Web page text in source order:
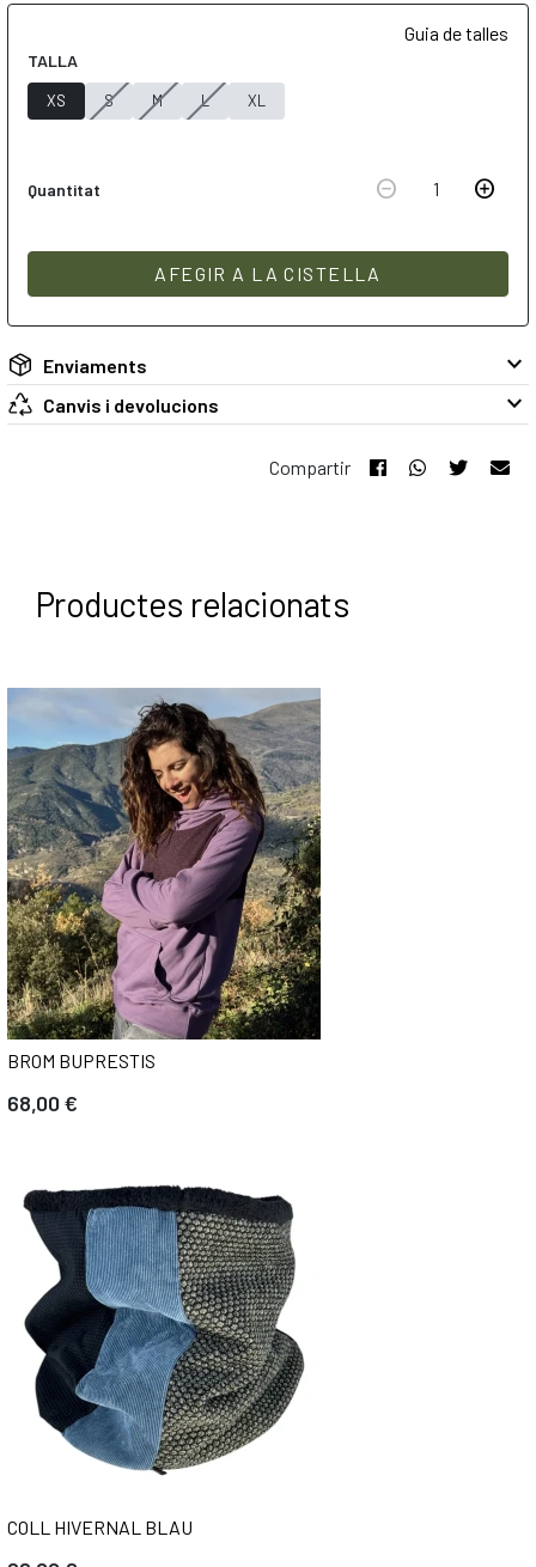
Guia de talles
TALLA
XS S M L XL
Quantitat remove_circle 1 add_circle
AFEGIR A LA CISTELLA
Enviaments keyboard_arrow_down
Canvis i devolucions keyboard_arrow_down
Compartir
Productes relacionats
BROM BUPRESTIS
68,00 €
COLL HIVERNAL BLAU